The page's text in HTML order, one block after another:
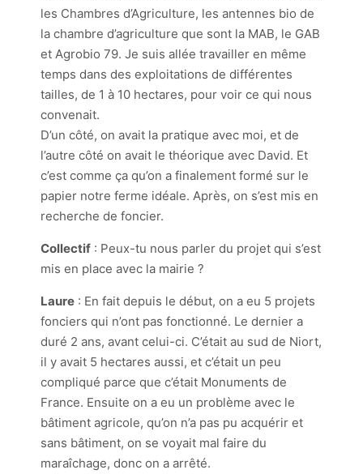
les Chambres d’Agriculture, les antennes bio de
la chambre d’agriculture que sont la MAB, le GAB
et Agrobio 79. Je suis allée travailler en même
temps dans des exploitations de différentes
tailles, de 1 à 10 hectares, pour voir ce qui nous
convenait.
D’un côté, on avait la pratique avec moi, et de
l’autre côté on avait le théorique avec David. Et
c’est comme ça qu’on a finalement formé sur le
papier notre ferme idéale. Après, on s’est mis en
recherche de foncier.
Collectif : Peux-tu nous parler du projet qui s’est
mis en place avec la mairie ?
Laure : En fait depuis le début, on a eu 5 projets
fonciers qui n’ont pas fonctionné. Le dernier a
duré 2 ans, avant celui-ci. C’était au sud de Niort,
il y avait 5 hectares aussi, et c’était un peu
compliqué parce que c’était Monuments de
France. Ensuite on a eu un problème avec le
bâtiment agricole, qu’on n’a pas pu acquérir et
sans bâtiment, on se voyait mal faire du
maraîchage, donc on a arrêté.